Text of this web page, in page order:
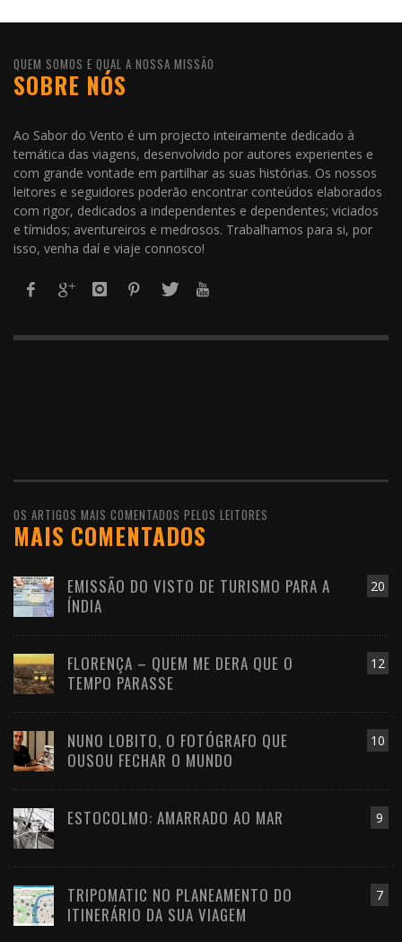
QUEM SOMOS E QUAL A NOSSA MISSÃO
SOBRE NÓS
Ao Sabor do Vento é um projecto inteiramente dedicado à
temática das viagens, desenvolvido por autores experientes e
com grande vontade em partilhar as suas histórias. Os nossos
leitores e seguidores poderão encontrar conteúdos elaborados
com rigor, dedicados a independentes e dependentes; viciados
e tímidos; aventureiros e medrosos. Trabalhamos para si, por
isso, venha daí e viaje connosco!
OS ARTIGOS MAIS COMENTADOS PELOS LEITORES
MAIS COMENTADOS
20
EMISSÃO DO VISTO DE TURISMO PARA A
ÍNDIA
12
FLORENÇA – QUEM ME DERA QUE O
TEMPO PARASSE
10
NUNO LOBITO, O FOTÓGRAFO QUE
OUSOU FECHAR O MUNDO
9
ESTOCOLMO: AMARRADO AO MAR
7
TRIPOMATIC NO PLANEAMENTO DO
ITINERÁRIO DA SUA VIAGEM